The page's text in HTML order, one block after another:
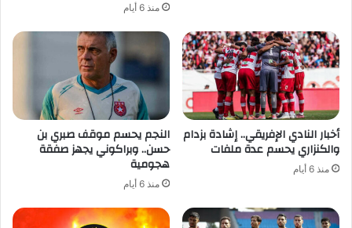
منذ 6 أيام
أخبار النادي الإفريقي.. إشادة بزدام
والكنزاري يحسم عدة ملفات
منذ 6 أيام
النجم يحسم موقف صبري بن
حسن.. وبراكوني يجهز صفقة
هجومية
منذ 6 أيام